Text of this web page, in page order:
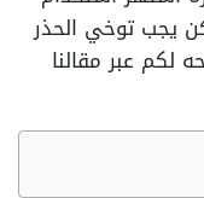
يجب توخي الحذر
لكم عبر مقالنا